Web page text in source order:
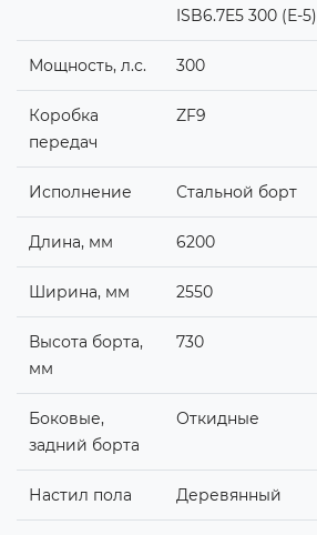
ISB6.7E5 300 (Е-5)
Мощность, л.с. 300
Коробка
передач
ZF9
Исполнение Стальной борт
Длина, мм 6200
Ширина, мм 2550
Высота борта,
мм
730
Боковые,
задний борта
Откидные
Настил пола Деревянный